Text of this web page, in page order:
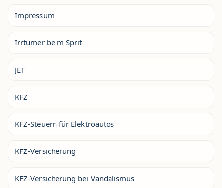
Impressum
Irrtümer beim Sprit
JET
KFZ
KFZ-Steuern für Elektroautos
KFZ-Versicherung
KFZ-Versicherung bei Vandalismus